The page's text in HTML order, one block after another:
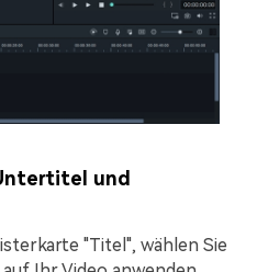
und
"Titel ", wählen Sie